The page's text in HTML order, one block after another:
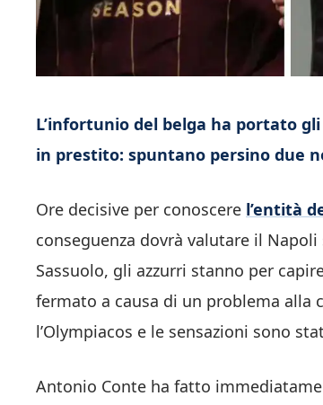
L’infortunio del belga ha portato
in prestito: spuntano persino due
Ore decisive per conoscere l’entità
conseguenza dovrà valutare il
Sassuolo, gli azzurri stanno per
fermato a causa di un problema alla
l’Olympiacos e le sensazioni sono
Antonio Conte ha fatto